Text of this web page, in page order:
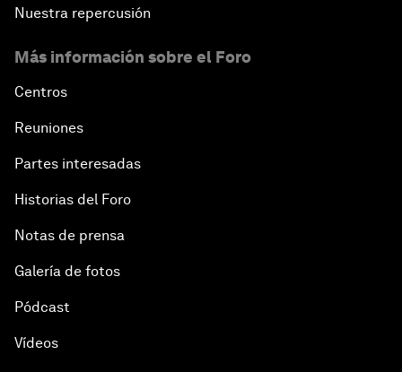
Nuestra repercusión
Más información sobre el Foro
Centros
Reuniones
Partes interesadas
Historias del Foro
Notas de prensa
Galería de fotos
Pódcast
Vídeos